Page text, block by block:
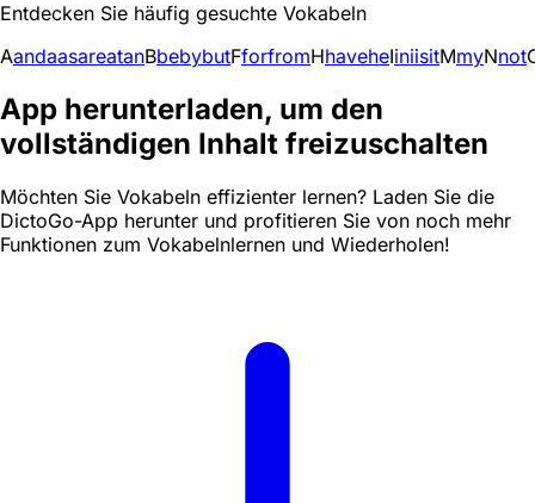
Entdecken Sie häufig gesuchte Vokabeln
AandaasareatanBbebybutFforfromHhaveheIiniisitMmyNnot
App herunterladen, um den
vollständigen Inhalt freizuschalten
Möchten Sie Vokabeln effizienter lernen? Laden Sie die
DictoGo-App herunter und profitieren Sie von noch mehr
Funktionen zum Vokabelnlernen und Wiederholen!